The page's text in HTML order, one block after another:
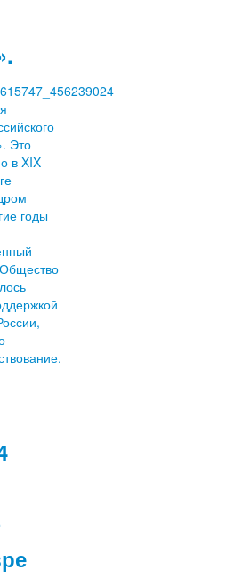
Это
в XIX
годы